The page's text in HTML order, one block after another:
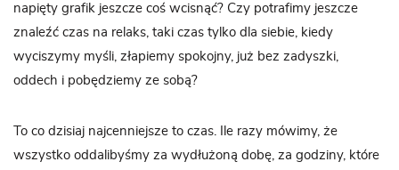
napięty grafik jeszcze coś wcisnąć? Czy potrafimy jeszcze
znaleźć czas na relaks, taki czas tylko dla siebie, kiedy
wyciszymy myśli, złapiemy spokojny, już bez zadyszki,
oddech i pobędziemy ze sobą?
To co dzisiaj najcenniejsze to czas. Ile razy mówimy, że
wszystko oddalibyśmy za wydłużoną dobę, za godziny, które